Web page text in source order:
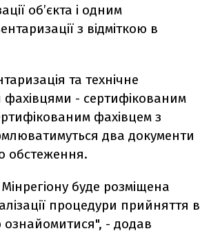
об’єкта і одним
з відміткою в
та технічне
- сертифікованим
фахівцем з
два документи
обстеження.
буде розміщена
процедури прийняття в
ознайомитися", - додав